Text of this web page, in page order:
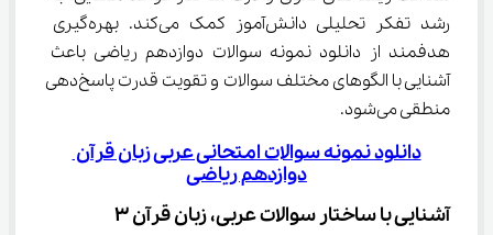
رشد تفکر تحلیلی دانش‌آموز کمک می‌کند. بهره‌گیری
هدفمند از دانلود نمونه سوالات دوازدهم ریاضی باعث
آشنایی با الگوهای مختلف سوالات و تقویت قدرت پاسخ‌دهی
منطقی می‌شود.
دانلود نمونه سوالات امتحانی عربی زبان قرآن
دوازدهم ریاضی
آشنایی با ساختار سوالات عربی، زبان قرآن ۳